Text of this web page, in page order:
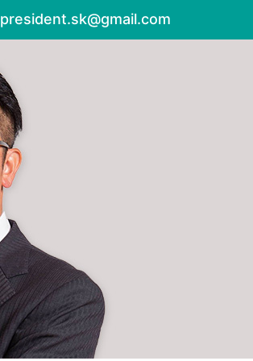
president.sk@gmail.com